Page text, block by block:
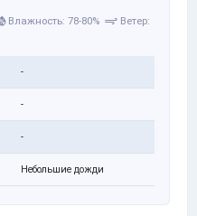
Влажность: 78-80%
Ветер:
-
-
-
Небольшие дожди